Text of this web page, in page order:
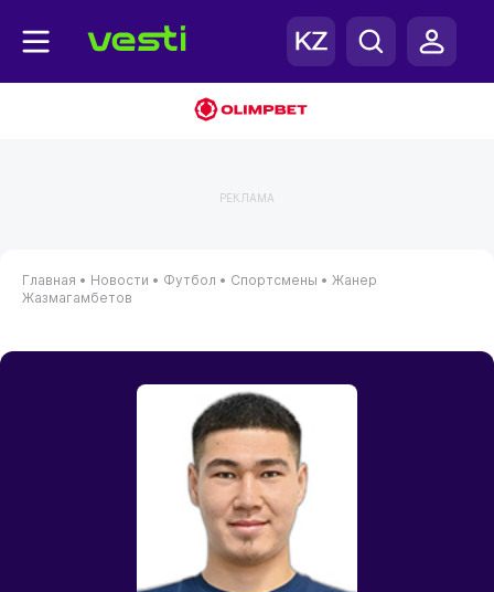
РЕКЛАМА
Главная • Новости • Футбол • Спортсмены • Жанер
Жазмагамбетов